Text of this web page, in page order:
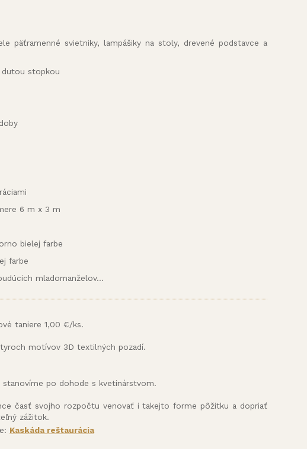
päťramenné svietniky, lampášiky na stoly, drevené podstavce a
dutou stopkou
6 m x 3 m
bielej farbe
farbe
mladomanželov...
taniere 1,00 €/ks.
motívov 3D textilných pozadí.
stanovíme po dohode s kvetinárstvom.
časť svojho rozpočtu venovať i takejto forme pôžitku a dopriať
zážitok.
Kaskáda reštaurácia